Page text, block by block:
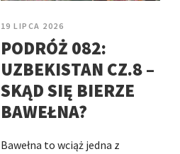
19 LIPCA 2026
PODRÓŻ 082:
UZBEKISTAN CZ.8 –
SKĄD SIĘ BIERZE
BAWEŁNA?
Bawełna to wciąż jedna z